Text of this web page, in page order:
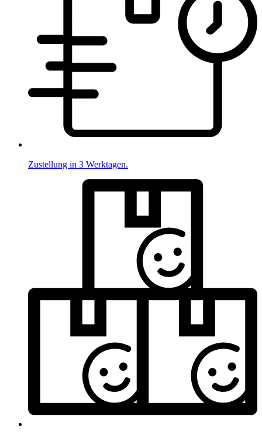
Zustellung in 3 Werktagen.